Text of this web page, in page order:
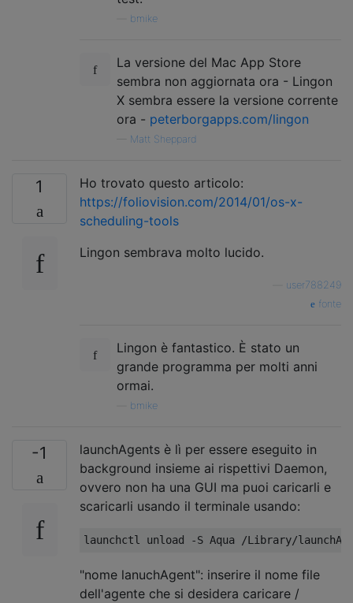
bmike
La versione del Mac App Store
sembra non aggiornata ora - Lingon
X sembra essere la versione corrente
ora - peterborgapps.com/lingon
Matt Sheppard
1
Ho trovato questo articolo:
https://foliovision.com/2014/01/os-x-
scheduling-tools
Lingon sembrava molto lucido.
user788249
fonte
Lingon è fantastico. È stato un
grande programma per molti anni
ormai.
bmike
-1
launchAgents è lì per essere eseguito in
background insieme ai rispettivi Daemon,
ovvero non ha una GUI ma puoi caricarli e
scaricarli usando il terminale usando:
"nome lanuchAgent": inserire il nome file
dell'agente che si desidera caricare /